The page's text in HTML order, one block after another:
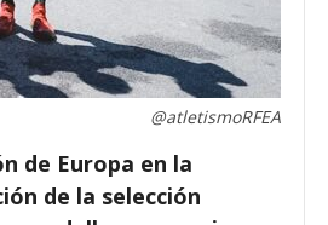
@atletismoRFEA
de Europa en la
de la selección